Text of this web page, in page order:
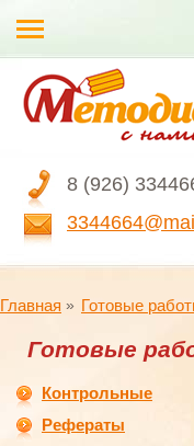
8 (926)
Главная Готовые
Готовые
Контрольные
Рефераты